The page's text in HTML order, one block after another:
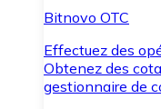
Bitnovo OTC
Effectuez des
Obtenez des
gestionnaire de